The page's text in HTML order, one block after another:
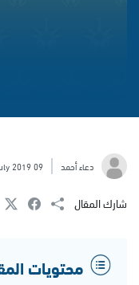
دعاء أحمد 09 July 2019
شارك المقال
محتويات